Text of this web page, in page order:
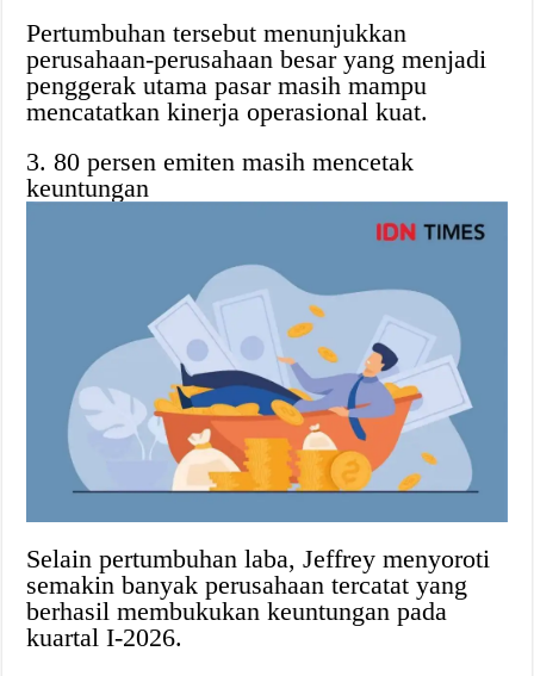
Pertumbuhan tersebut menunjukkan
perusahaan-perusahaan besar yang menjadi
penggerak utama pasar masih mampu
mencatatkan kinerja operasional kuat.
3. 80 persen emiten masih mencetak
keuntungan
Selain pertumbuhan laba, Jeffrey menyoroti
semakin banyak perusahaan tercatat yang
berhasil membukukan keuntungan pada
kuartal I-2026.